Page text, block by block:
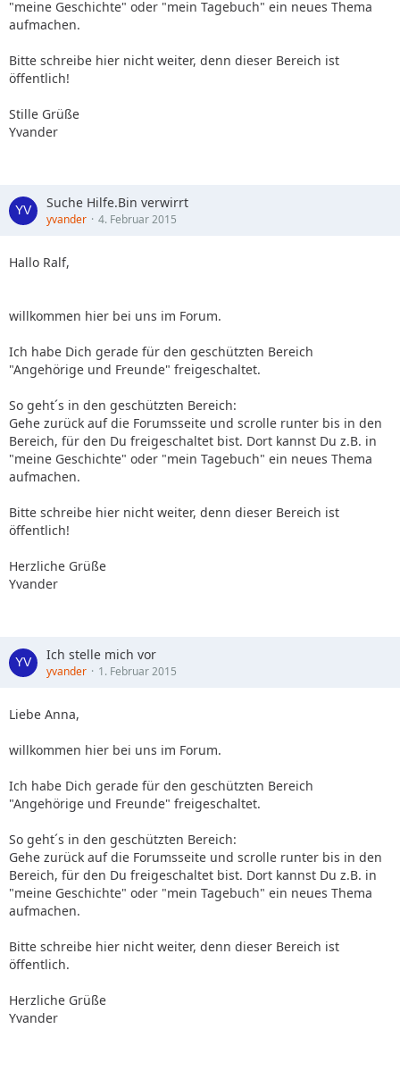
"meine Geschichte" oder "mein Tagebuch" ein neues Thema
aufmachen.
Bitte schreibe hier nicht weiter, denn dieser Bereich ist
öffentlich!
Stille Grüße
Yvander
Suche Hilfe.Bin verwirrt
yvander 4. Februar 2015
Hallo Ralf,
willkommen hier bei uns im Forum.
Ich habe Dich gerade für den geschützten Bereich
"Angehörige und Freunde" freigeschaltet.
So geht´s in den geschützten Bereich:
Gehe zurück auf die Forumsseite und scrolle runter bis in den
Bereich, für den Du freigeschaltet bist. Dort kannst Du z.B. in
"meine Geschichte" oder "mein Tagebuch" ein neues Thema
aufmachen.
Bitte schreibe hier nicht weiter, denn dieser Bereich ist
öffentlich!
Herzliche Grüße
Yvander
Ich stelle mich vor
yvander 1. Februar 2015
Liebe Anna,
willkommen hier bei uns im Forum.
Ich habe Dich gerade für den geschützten Bereich
"Angehörige und Freunde" freigeschaltet.
So geht´s in den geschützten Bereich:
Gehe zurück auf die Forumsseite und scrolle runter bis in den
Bereich, für den Du freigeschaltet bist. Dort kannst Du z.B. in
"meine Geschichte" oder "mein Tagebuch" ein neues Thema
aufmachen.
Bitte schreibe hier nicht weiter, denn dieser Bereich ist
öffentlich.
Herzliche Grüße
Yvander